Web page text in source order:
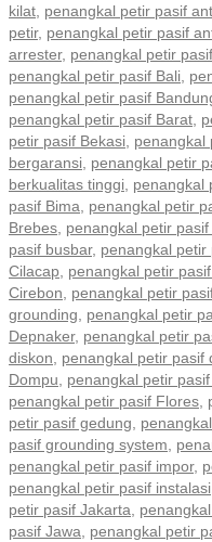
kilat, penangkal petir pasif
petir, penangkal petir pasif
arrester, penangkal petir
penangkal petir pasif Bali,
penangkal petir pasif
penangkal petir pasif Barat,
petir pasif Bekasi, penangkal
bergaransi, penangkal petir
berkualitas tinggi, penangkal
pasif Bima, penangkal petir
Brebes, penangkal petir
pasif busbar, penangkal petir
Cilacap, penangkal petir
Cirebon, penangkal petir
grounding, penangkal petir
Depnaker, penangkal petir
diskon, penangkal petir pasif
Dompu, penangkal petir
penangkal petir pasif Flores,
petir pasif gedung,
pasif grounding system,
penangkal petir pasif impor,
penangkal petir pasif instalasi
petir pasif Jakarta,
pasif Jawa, penangkal petir